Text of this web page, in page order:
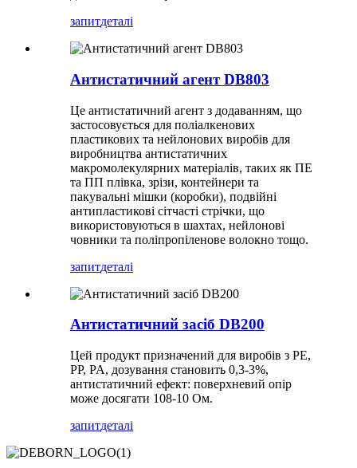
запитдеталі
Антистатичний агент DB803
Це антистатичний агент з додаванням, що
застосовується для поліалкенових
пластикових та нейлонових виробів для
виробництва антистатичних
макромолекулярних матеріалів, таких як ПЕ
та ПП плівка, зрізи, контейнери та
пакувальні мішки (коробки), подвійні
антипластикові сітчасті стрічки, що
використовуються в шахтах, нейлонові
човники та поліпропіленове волокно тощо.
запитдеталі
Антистатичний засіб DB200
Цей продукт призначений для виробів з PE,
PP, PA, дозування становить 0,3-3%,
антистатичний ефект: поверхневий опір
може досягати 108-10 Ом.
запитдеталі